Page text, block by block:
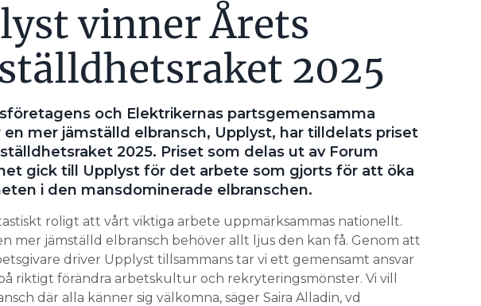
vinner Årets
2025
och Elektrikernas partsgemensamma
en mer jämställd elbransch, Upplyst, har tilldelats priset
2025. Priset som delas ut av Forum
gick till Upplyst för det arbete som gjorts för att öka
i den mansdominerade elbranschen.
roligt att vårt viktiga arbete uppmärksammas nationellt.
mer jämställd elbransch behöver allt ljus den kan få. Genom att
driver Upplyst tillsammans tar vi ett gemensamt ansvar
riktigt förändra arbetskultur och rekryteringsmönster. Vi vill
där alla känner sig välkomna, säger Saira Alladin, vd